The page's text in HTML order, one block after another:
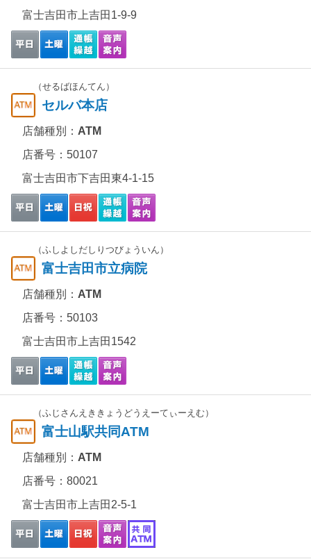
富士吉田市上吉田1-9-9
（せるばほんてん）
セルバ本店
店舗種別： ATM
店番号：50107
富士吉田市下吉田東4-1-15
（ふしよしだしりつびょういん）
富士吉田市立病院
店舗種別： ATM
店番号：50103
富士吉田市上吉田1542
（ふじさんえききょうどうえーてぃーえむ）
富士山駅共同ATM
店舗種別： ATM
店番号：80021
富士吉田市上吉田2-5-1